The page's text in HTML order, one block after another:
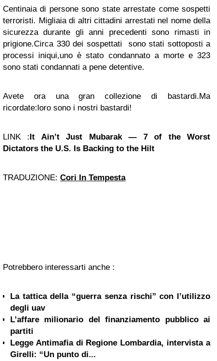
Centinaia di persone sono state arrestate come sospetti
terroristi. Migliaia di altri cittadini arrestati nel nome della
sicurezza durante gli anni precedenti sono rimasti in
prigione.Circa 330 dei sospettati sono stati sottoposti a
processi iniqui,uno è stato condannato a morte e 323
sono stati condannati a pene detentive.
Avete ora una gran collezione di bastardi.Ma
ricordate:loro sono i nostri bastardi!
LINK :It Ain’t Just Mubarak — 7 of the Worst
Dictators the U.S. Is Backing to the Hilt
TRADUZIONE: Cori In Tempesta
Potrebbero interessarti anche :
La tattica della “guerra senza rischi” con l’utilizzo
degli uav
L’affare milionario del finanziamento pubblico ai
partiti
Legge Antimafia di Regione Lombardia, intervista a
Girelli: “Un punto di...